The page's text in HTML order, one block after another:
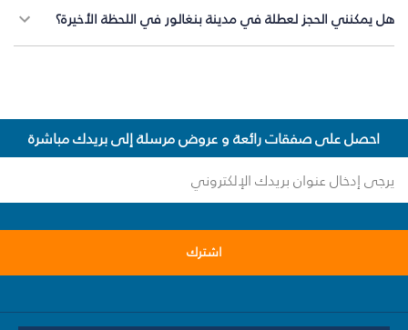
هل يمكنني الحجز لعطلة في مدينة بنغالور في اللحظة الأخيرة؟
احصل على صفقات رائعة و عروض مرسلة إلى بريدك مباشرة
اشترك